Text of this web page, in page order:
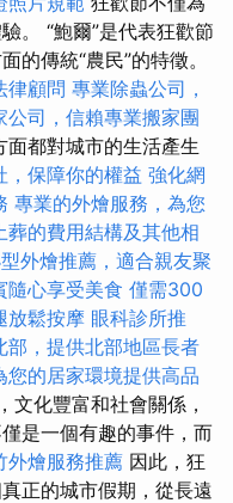
。 “鮑爾”是代表狂歡節
的傳統“農民”的特徵。
律顧問 專業除蟲公司，
公司，信賴專業搬家團
都對城市的生活產生
，保障你的權益 強化網
專業的外燴服務，為您
葬的費用結構及其他相
外燴推薦，適合親友聚
隨心享受美食 僅需300
放鬆按摩 眼科診所推
部，提供北部地區長者
您的居家環境提供高品
文化豐富和社會關係，
是一個有趣的事件，而
外燴服務推薦 因此，狂
正的城市假期，從長遠